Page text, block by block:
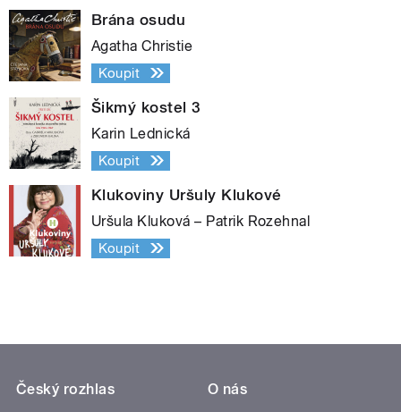
Brána osudu
Agatha Christie
Koupit
Šikmý kostel 3
Karin Lednická
Koupit
Klukoviny Uršuly Klukové
Uršula Kluková – Patrik Rozehnal
Koupit
Český rozhlas
O nás